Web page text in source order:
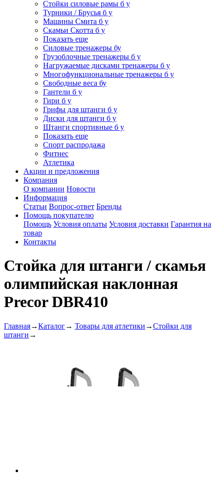
Стойки силовые рамы б у
Турники / Брусья б у
Машины Смита б у
Скамьи Скотта б у
Показать еще
Силовые тренажеры бу
Грузоблочные тренажеры б у
Нагружаемые дисками тренажеры б у
Многофункциональные тренажеры б у
Свободные веса бу
Гантели б у
Гири б у
Грифы для штанги б у
Диски для штанги б у
Штанги спортивные б у
Показать еще
Спорт распродажа
Фитнес
Атлетика
Акции и предложения
Компания
О компании Новости
Информация
Статьи Вопрос-ответ Бренды
Помощь покупателю
Помощь Условия оплаты Условия доставки Гарантия на
товар
Контакты
Стойка для штанги / скамья
олимпийская наклонная
Precor DBR410
Главная→Каталог→ Товары для атлетики →Стойки для
штанги →